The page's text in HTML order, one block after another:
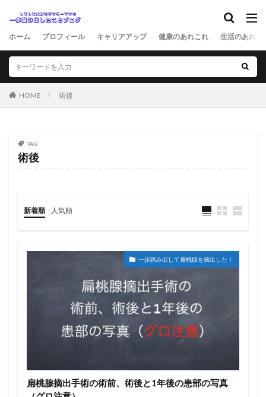
ホーム プロフィール キャリアアップ 健康のあれこれ 生活のあれこ
HOME 術後
TAG
術後
新着順 人気順
一歩踏み出して扁桃腺を摘出した！
扁桃腺摘出手術の術前、術後と1年後の患部の写真